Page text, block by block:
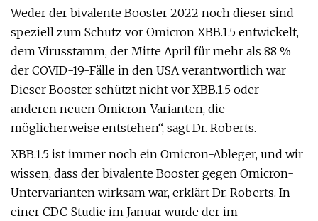
Weder der bivalente Booster 2022 noch dieser sind
speziell zum Schutz vor Omicron XBB.1.5 entwickelt,
dem Virusstamm, der Mitte April für mehr als 88 %
der COVID-19-Fälle in den USA verantwortlich war
Dieser Booster schützt nicht vor XBB.1.5 oder
anderen neuen Omicron-Varianten, die
möglicherweise entstehen“, sagt Dr. Roberts.
XBB.1.5 ist immer noch ein Omicron-Ableger, und wir
wissen, dass der bivalente Booster gegen Omicron-
Untervarianten wirksam war, erklärt Dr. Roberts. In
einer CDC-Studie im Januar wurde der im